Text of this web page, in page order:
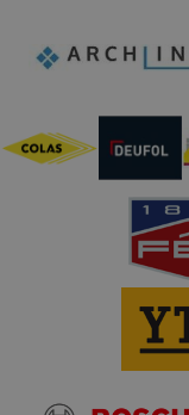
k ahhoz
használják
műveletek
k érvényességi
a munkamenet
k alkalmazása